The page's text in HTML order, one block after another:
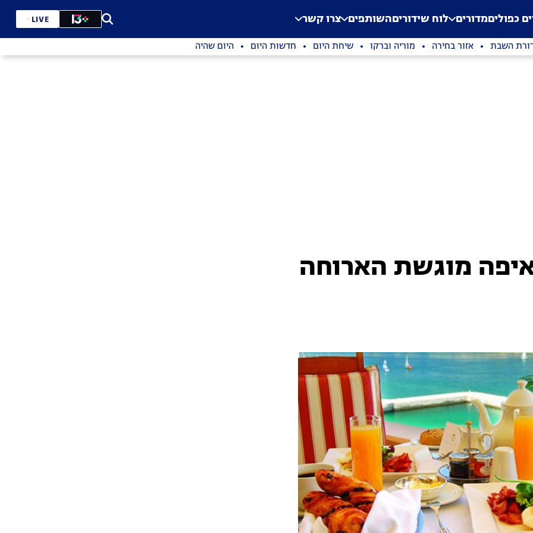
Application error: a
. כפוליםמדורים לוח שידוריםהשותפים צרו קשר LIVE
השבת אזור בחירה מוריה וברקו שיחת היום חדשות היום היום שהיה
מוגשת הארוחה